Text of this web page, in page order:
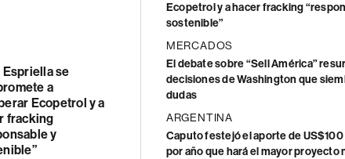
Espriella se
a
Ecopetrol y a
fracking
y
Ecopetrol y a hacer fracking
sostenible”
MERCADOS
El debate sobre “Sell América”
decisiones de Washington que
dudas
ARGENTINA
Caputo festejó el aporte de
por año que hará el mayor proyecto